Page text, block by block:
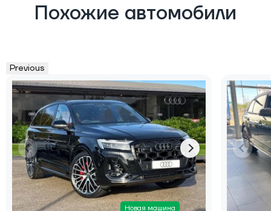
Похожие автомобили
Previous
Новая машина